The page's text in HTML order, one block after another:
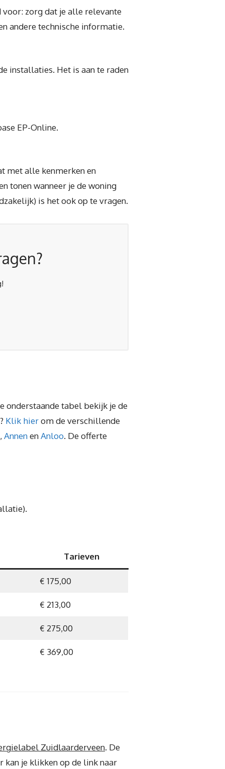
voor: zorg dat je alle relevante
andere technische informatie.
installaties. Het is aan te raden
EP-Online.
met alle kenmerken en
tonen wanneer je de woning
is het ook op te vragen.
onderstaande tabel bekijk je de
Klik hierom de verschillende
, AnnenenAnloo. De offerte
Tarieven
€ 175,00
€ 213,00
€ 275,00
€ 369,00
Zuidlaarderveen. De
kan je klikken op de link naar